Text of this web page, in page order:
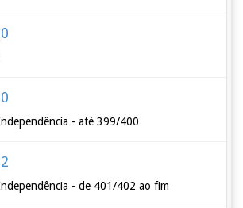
- até 399/400
- de 401/402 ao fim